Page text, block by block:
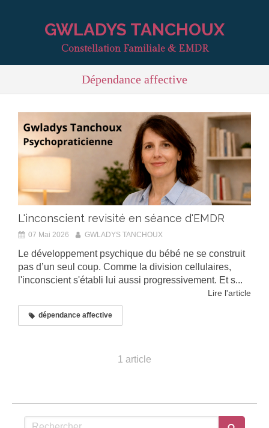
GWLADYS TANCHOUX
Constellation Familiale & EMDR
Dépendance affective
L'inconscient revisité en séance d'EMDR
07 Mai 2026 GWLADYS TANCHOUX
Le développement psychique du bébé ne se construit
pas d’un seul coup. Comme la division cellulaires,
l'inconscient s'établi lui aussi progressivement. Et s...
Lire l'article
dépendance affective
1 article
Rechercher